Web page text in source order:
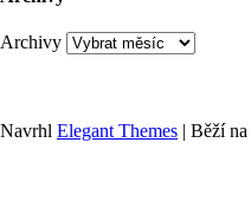
Archivy
Navrhl Elegant Themes | Běží na